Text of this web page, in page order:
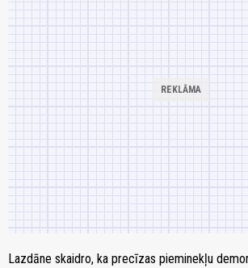
Lazdāne skaidro, ka precīzas pieminekļu